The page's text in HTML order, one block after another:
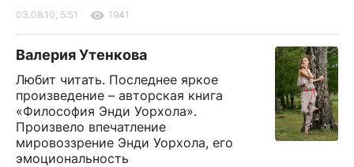
03.08.10, 5:51 1941
Валерия Утенкова
Любит читать. Последнее яркое
произведение – авторская книга
«Философия Энди Уорхола».
Произвело впечатление
мировоззрение Энди Уорхола, его
эмоциональность